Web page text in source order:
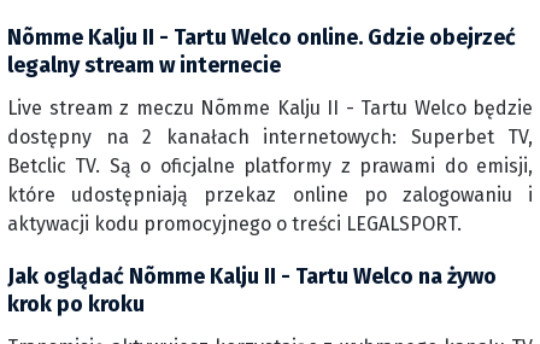
Nõmme Kalju II - Tartu Welco online. Gdzie obejrzeć
legalny stream w internecie
Live stream z meczu Nõmme Kalju II - Tartu Welco będzie
dostępny na 2 kanałach internetowych: Superbet TV,
Betclic TV. Są o oficjalne platformy z prawami do emisji,
które udostępniają przekaz online po zalogowaniu i
aktywacji kodu promocyjnego o treści LEGALSPORT.
Jak oglądać Nõmme Kalju II - Tartu Welco na żywo
krok po kroku